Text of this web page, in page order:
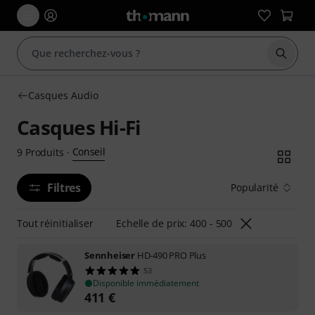
Casques Audio
Casques Hi-Fi
9 Produits · Conseil
Filtres Popularité
Tout réinitialiser Echelle de prix: 400 - 500
Sennheiser HD-490 PRO Plus
53
Disponible immédiatement
411 €